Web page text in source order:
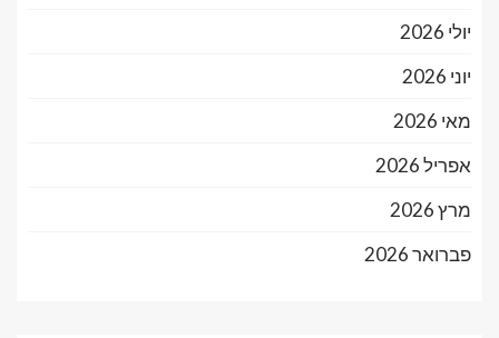
יולי 2026
יוני 2026
מאי 2026
אפריל 2026
מרץ 2026
פברואר 2026